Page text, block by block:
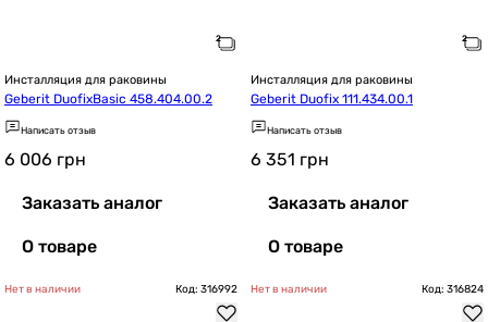
Инсталляция для раковины
Geberit DuofixBasic 458.404.00.2
Написать отзыв
6 006 грн
Заказать аналог
О товаре
Инсталляция для раковины
Geberit Duofix 111.434.00.1
Написать отзыв
6 351 грн
Заказать аналог
О товаре
Нет в наличии Код: 316992 Нет в наличии Код: 316824